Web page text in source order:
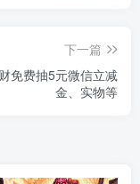
下一篇
免费抽5元微信立减
金、实物等